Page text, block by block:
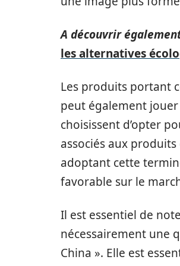
A découvrir
les alternatives
Les produits portant
peut également
choisissent d’opter
associés aux
adoptant cette
favorable sur le
Il est essentiel de
nécessairement une
China ». Elle est